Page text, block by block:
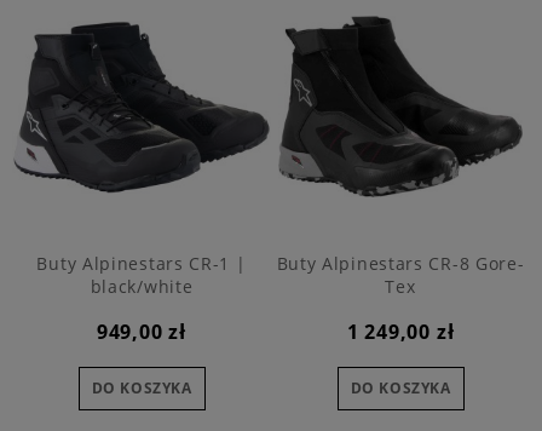
Buty Alpinestars CR-1 |
black/white
949,00 zł
DO KOSZYKA
Buty Alpinestars CR-8 Gore-
Tex
1 249,00 zł
DO KOSZYKA